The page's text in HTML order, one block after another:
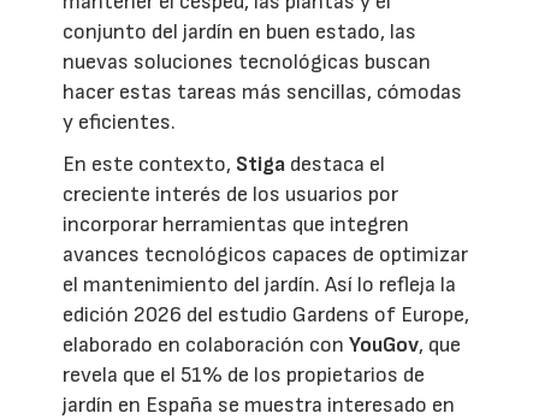
conjunto del jardín en buen estado, las
nuevas soluciones tecnológicas buscan
hacer estas tareas más sencillas, cómodas
y eficientes.
En este contexto, Stiga destaca el
creciente interés de los usuarios por
incorporar herramientas que integren
avances tecnológicos capaces de optimizar
el mantenimiento del jardín. Así lo refleja la
edición 2026 del estudio Gardens of Europe,
elaborado en colaboración conYouGov, que
revela que el 51% de los propietarios de
jardín en España se muestra interesado en